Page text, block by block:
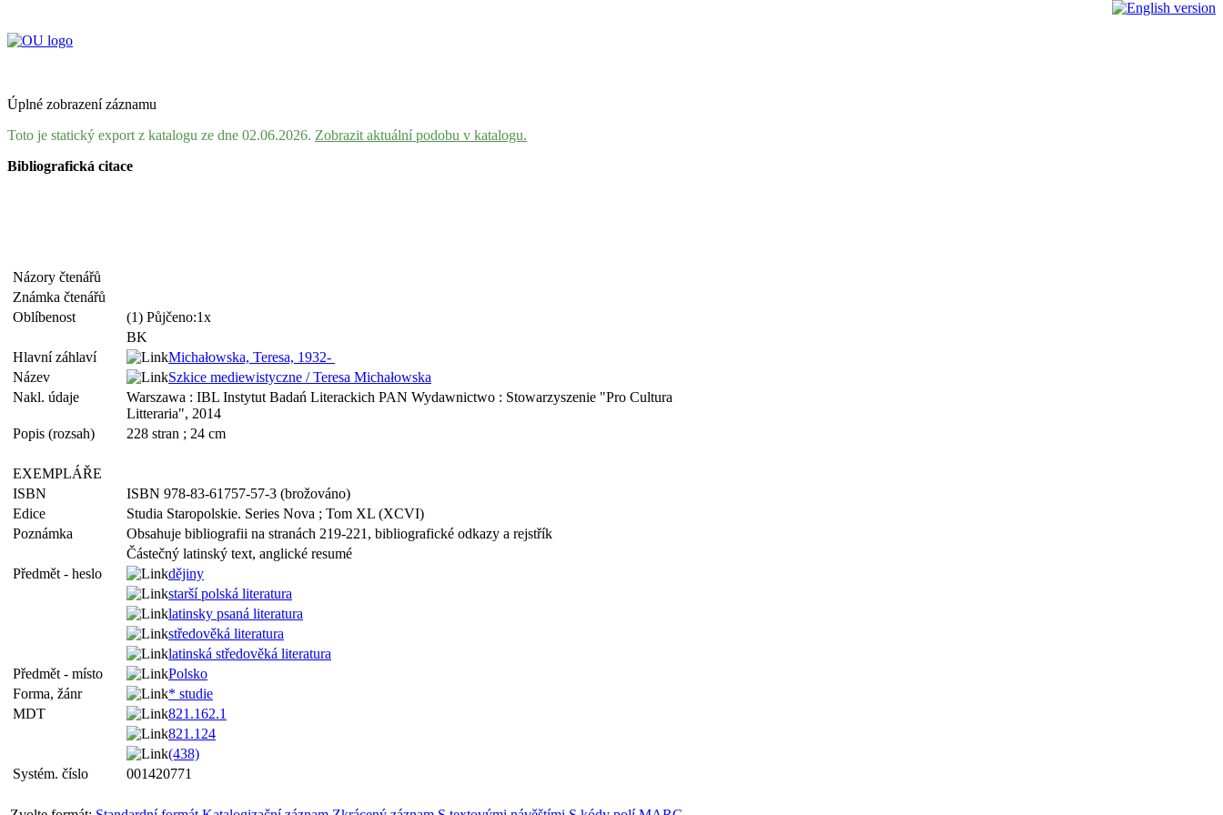
Úplné zobrazení záznamu
Toto je statický export z katalogu ze dne 02.06.2026. Zobrazit aktuální podobu v katalogu.
Bibliografická citace
Názory čtenářů
Známka čtenářů
Oblíbenost
(1) Půjčeno:1x
BK
Hlavní záhlaví
Michałowska, Teresa, 1932-
Název
Szkice mediewistyczne / Teresa Michałowska
Nakl. údaje
Warszawa : IBL Instytut Badań Literackich PAN Wydawnictwo : Stowarzyszenie "Pro Cultura
Litteraria", 2014
Popis (rozsah)
228 stran ; 24 cm
EXEMPLÁŘE
ISBN
ISBN 978-83-61757-57-3 (brožováno)
Edice
Studia Staropolskie. Series Nova ; Tom XL (XCVI)
Poznámka
Obsahuje bibliografii na stranách 219-221, bibliografické odkazy a rejstřík
Částečný latinský text, anglické resumé
Předmět - heslo
dějiny
starší polská literatura
latinsky psaná literatura
středověká literatura
latinská středověká literatura
Předmět - místo
Polsko
Forma, žánr
* studie
MDT
821.162.1
821.124
(438)
Systém. číslo
001420771